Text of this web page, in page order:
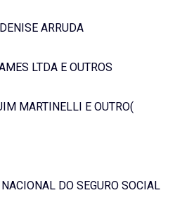
ARRUDA
LTDA E OUTROS
MARTINELLI E OUTRO(
DO SEGURO SOCIAL